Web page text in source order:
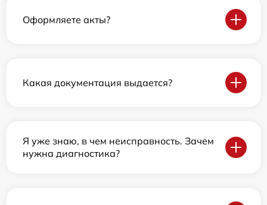
Оформляете акты?
Какая документация выдается?
Я уже знаю, в чем неисправность. Зачем
нужна диагностика?